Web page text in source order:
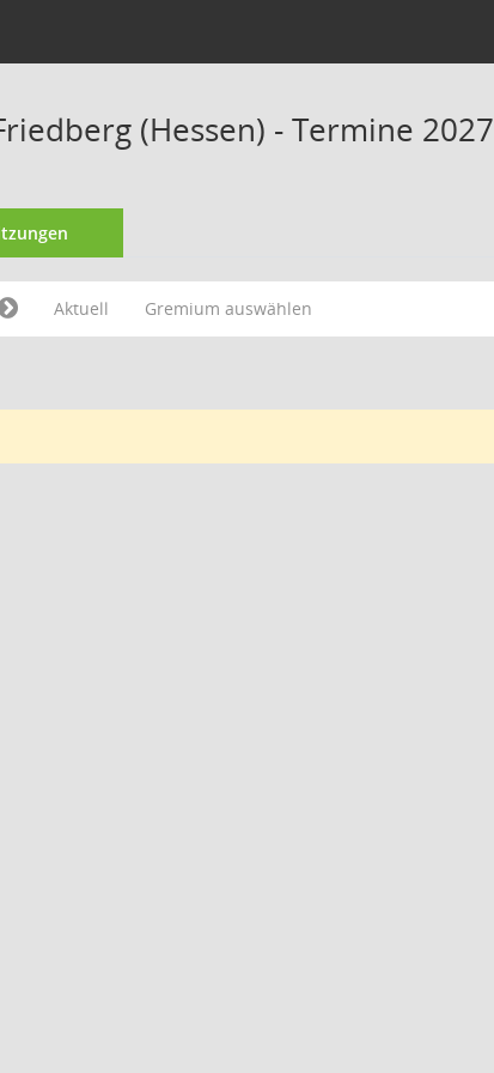
(Hessen) - Termine 2027
Aktuell Gremium auswählen